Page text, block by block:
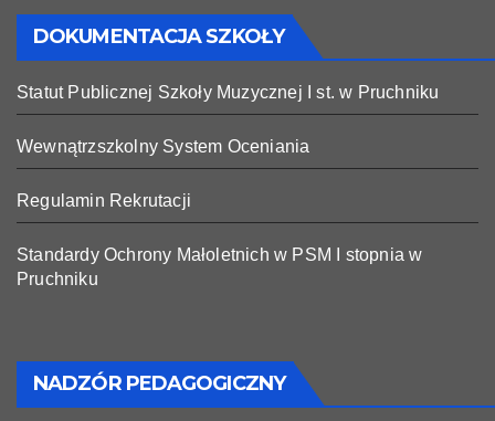
DOKUMENTACJA SZKOŁY
Statut Publicznej Szkoły Muzycznej I st. w Pruchniku
Wewnątrzszkolny System Oceniania
Regulamin Rekrutacji
Standardy Ochrony Małoletnich w PSM I stopnia w
Pruchniku
NADZÓR PEDAGOGICZNY